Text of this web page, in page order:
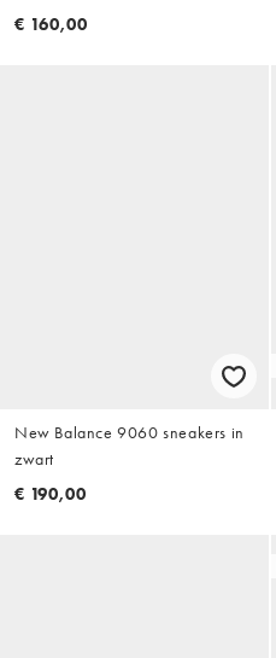
€ 160,00
New Balance 9060 sneakers in
zwart
€ 190,00